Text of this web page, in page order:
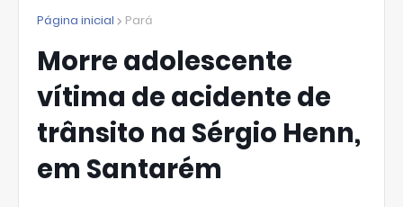
Página inicial Pará
Morre adolescente
vítima de acidente de
trânsito na Sérgio Henn,
em Santarém